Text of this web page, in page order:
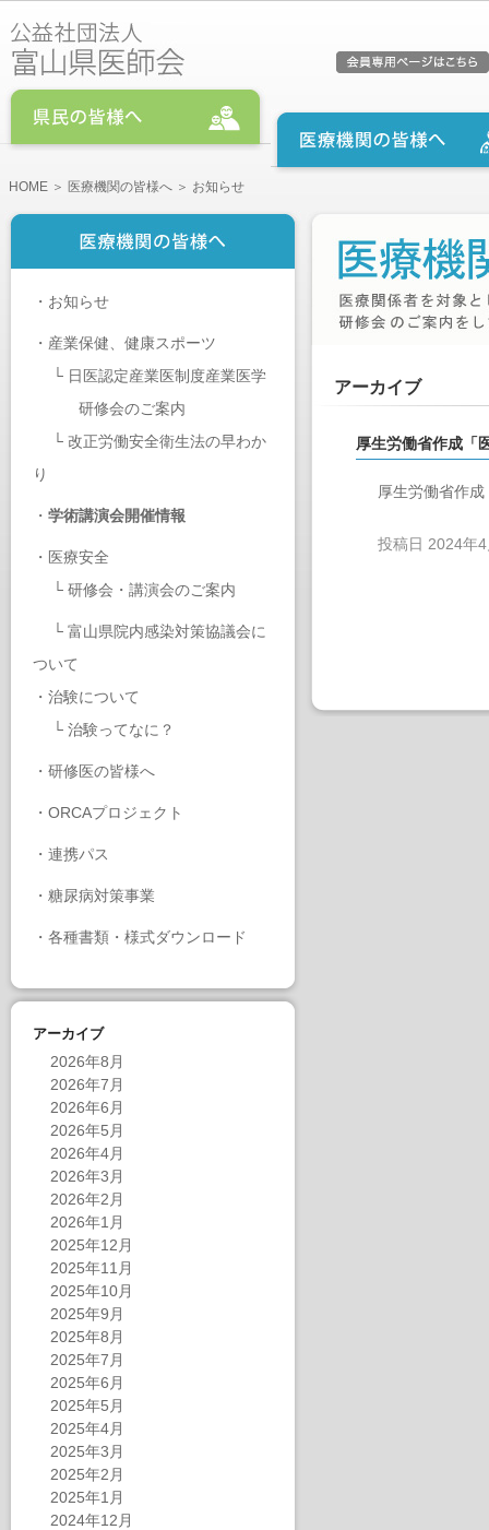
HOME ＞ 医療機関の皆様へ ＞ お知らせ
・ お知らせ
・ 産業保健、健康スポーツ
└ 日医認定産業医制度産業医学
研修会のご案内
└ 改正労働安全衛生法の早わか
り
・ 学術講演会開催情報
・ 医療安全
└ 研修会・講演会のご案内
└ 富山県院内感染対策協議会に
ついて
・ 治験について
└ 治験ってなに？
・ 研修医の皆様へ
・ ORCAプロジェクト
・ 連携パス
・ 糖尿病対策事業
・ 各種書類・様式ダウンロード
アーカイブ
2026年8月
2026年7月
2026年6月
2026年5月
2026年4月
2026年3月
2026年2月
2026年1月
2025年12月
2025年11月
2025年10月
2025年9月
2025年8月
2025年7月
2025年6月
2025年5月
2025年4月
2025年3月
2025年2月
2025年1月
2024年12月
アーカイブ
厚生労働省作成「
厚生労働省作
投稿日 2024年